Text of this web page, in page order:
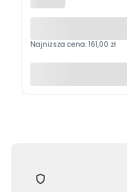
Najniższa cena: 161,00 zł